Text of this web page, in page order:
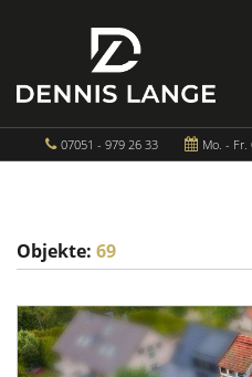
07051 - 979 26 33 Mo. - Fr.
Objekte: 69